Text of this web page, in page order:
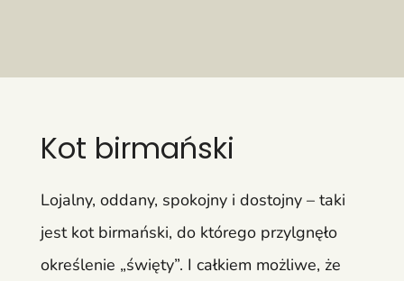
Kot birmański
Lojalny, oddany, spokojny i dostojny – taki
jest kot birmański, do którego przylgnęło
określenie „święty”. I całkiem możliwe, że